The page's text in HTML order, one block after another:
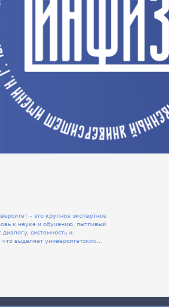
– это крупное экспертное
к науке и обучению, пытливый
выделяет университетских